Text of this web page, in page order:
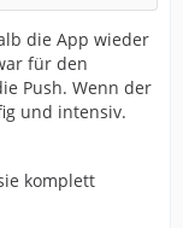
die App wieder
für den
Push. Wenn der
und intensiv.
komplett